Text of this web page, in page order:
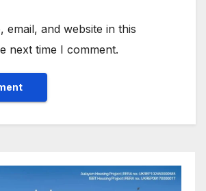
email, and website in this
next time I comment.